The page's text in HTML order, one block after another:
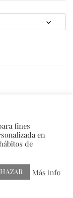
fines
en
de
Más info